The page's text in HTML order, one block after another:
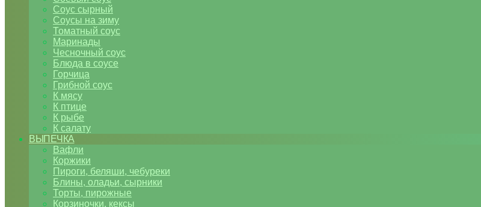
Соус сырный
Соусы на зиму
Томатный соус
Маринады
Чесночный соус
Блюда в соусе
Горчица
Грибной соус
К мясу
К птице
К рыбе
К салату
ВЫПЕЧКА
Вафли
Коржики
Пироги, беляши, чебуреки
Блины, оладьи, сырники
Торты, пирожные
Корзиночки, кексы